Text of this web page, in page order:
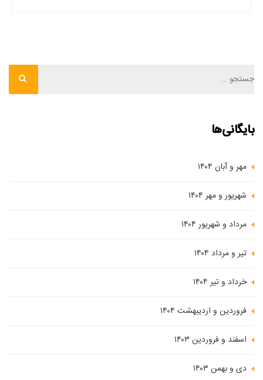
بایگانی‌ها
مهر و آبان ۱۴۰۴
شهریور و مهر ۱۴۰۴
مرداد و شهریور ۱۴۰۴
تیر و مرداد ۱۴۰۴
خرداد و تیر ۱۴۰۴
فروردین و اردیبهشت ۱۴۰۴
اسفند و فروردین ۱۴۰۳
دی و بهمن ۱۴۰۳